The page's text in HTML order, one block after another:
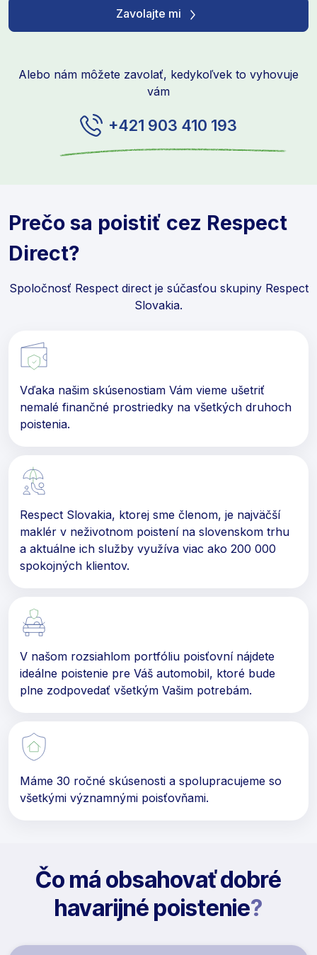
Zavolajte mi
Alebo nám môžete zavolať, kedykoľvek to vyhovuje
vám
+421 903 410 193
Prečo sa poistiť cez Respect
Direct?
Spoločnosť Respect direct je súčasťou skupiny Respect
Slovakia.
Vďaka našim skúsenostiam Vám vieme ušetriť
nemalé finančné prostriedky na všetkých druhoch
poistenia.
Respect Slovakia, ktorej sme členom, je najväčší
maklér v neživotnom poistení na slovenskom trhu
a aktuálne ich služby využíva viac ako 200 000
spokojných klientov.
V našom rozsiahlom portfóliu poisťovní nájdete
ideálne poistenie pre Váš automobil, ktoré bude
plne zodpovedať všetkým Vašim potrebám.
Máme 30 ročné skúsenosti a spolupracujeme so
všetkými významnými poisťovňami.
Čo má obsahovať dobré
havarijné poistenie?